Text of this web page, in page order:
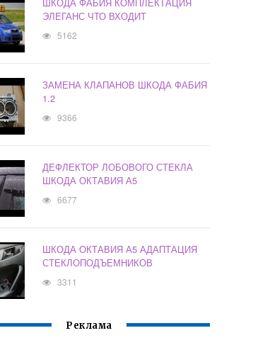
ШКОДА ФАБИЯ КОМПЛЕКТАЦИЯ
ЭЛЕГАНС ЧТО ВХОДИТ
5162
ЗАМЕНА КЛАПАНОВ ШКОДА ФАБИЯ
1.2
9366
ДЕФЛЕКТОР ЛОБОВОГО СТЕКЛА
ШКОДА ОКТАВИЯ А5
6677
ШКОДА ОКТАВИЯ А5 АДАПТАЦИЯ
СТЕКЛОПОДЪЕМНИКОВ
3311
Реклама